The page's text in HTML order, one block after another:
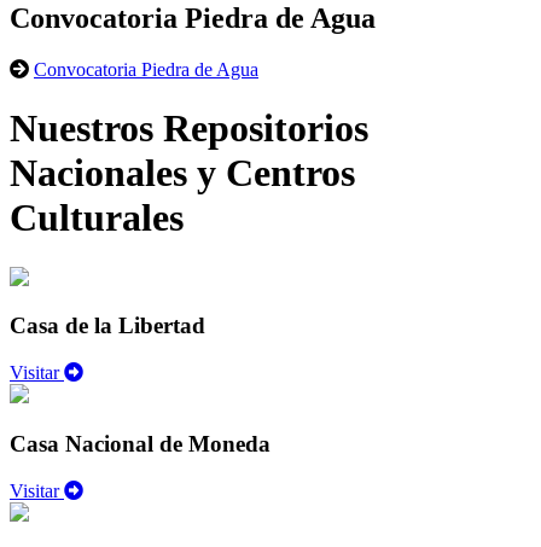
Convocatoria Piedra de Agua
Convocatoria Piedra de Agua
Nuestros Repositorios
Nacionales y Centros
Culturales
Casa de la Libertad
Visitar
Casa Nacional de Moneda
Visitar